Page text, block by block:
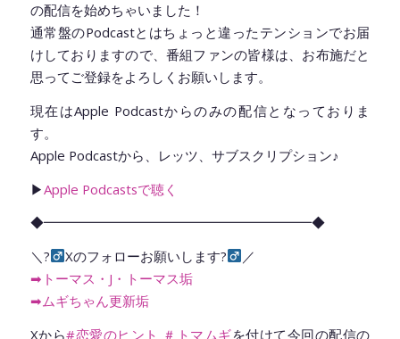
の配信を始めちゃいました！
通常盤のPodcastとはちょっと違ったテンションでお届
けしておりますので、番組ファンの皆様は、お布施だと
思ってご登録をよろしくお願いします。
現在はApple Podcastからのみの配信となっておりま
す。
Apple Podcastから、レッツ、サブスクリプション♪
▶︎Apple Podcastsで聴く
◆━━━━━━━━━━━━━━━━━━━━◆
＼?‍
Xのフォローお願いします?‍
／
➡︎トーマス・J・トーマス垢
➡︎ムギちゃん更新垢
Xから#恋愛のヒント ＃トマムギを付けて今回の配信の